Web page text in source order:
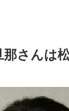
さんは